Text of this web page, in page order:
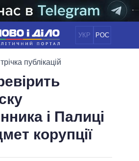
УКР РОС
НОВИНИ
ПОЛІТИКА
СУСПІЛЬСТВО
ОБIЦЯНКИ
ПОЛIТИКИ
ОФІС
публікацій
і Палиці
корупції